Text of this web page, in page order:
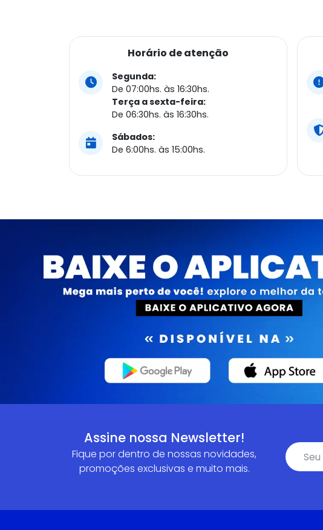
Horário de atenção
Segunda:
De 07:00hs. às 16:30hs.
Terça a sexta-feira:
De 06:30hs. às 16:30hs.
Sábados:
De 6:00hs. às 15:00hs.
Assine nossa Newsletter!
Fique por dentro de nossas novidades,
promoções exclusivas e muito mais.